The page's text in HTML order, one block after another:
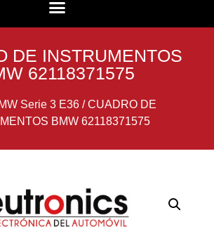
DE INSTRUMENTOS
62118371575
Serie 3 E36/CUADRO DE
BMW 62118371575